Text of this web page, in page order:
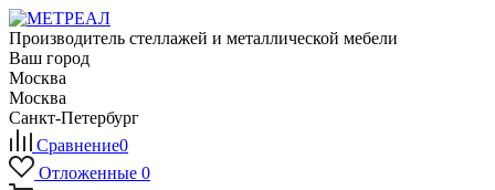
Производитель стеллажей и металлической мебели
Ваш город
Москва
Москва
Санкт-Петербург
Сравнение0
Отложенные 0